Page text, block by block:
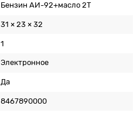
Бензин АИ-92+масло 2T
31 × 23 × 32
1
Электронное
Да
8467890000